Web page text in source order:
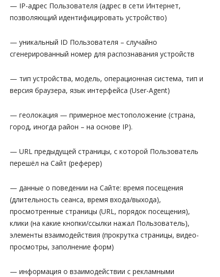
— IP-адрес Пользователя (адрес в сети Интернет,
позволяющий идентифицировать устройство)
— уникальный ID Пользователя – случайно
сгенерированный номер для распознавания устройств
— тип устройства, модель, операционная система, тип и
версия браузера, язык интерфейса (User-Agent)
— геолокация — примерное местоположение (страна,
город, иногда район – на основе IP).
— URL предыдущей страницы, с которой Пользователь
перешёл на Сайт (реферер)
— данные о поведении на Сайте: время посещения
(длительность сеанса, время входа/выхода),
просмотренные страницы (URL, порядок посещения),
клики (на какие кнопки/ссылки нажал Пользователь),
элементы взаимодействия (прокрутка страницы, видео-
просмотры, заполнение форм)
— информация о взаимодействии с рекламными